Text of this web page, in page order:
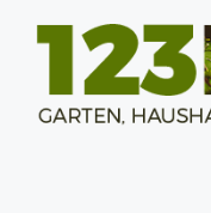
Inhalt